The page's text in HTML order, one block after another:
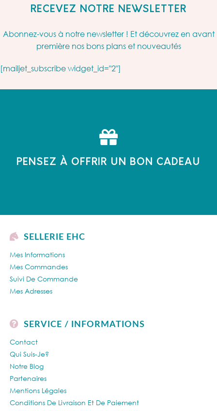
RECEVEZ NOTRE NEWSLETTER
Abonnez-vous à notre newsletter ! Et découvrez en avant
première nos bons plans et nouveautés
[mailjet_subscribe widget_id="2"]
PENSEZ À OFFRIR UN BON CADEAU
SELLERIE EHC
Mes Informations
Mes Commandes
Suivi De Commande
Mes Adresses
SERVICE / INFORMATIONS
Contact
Qui Suis-Je?
Notre Blog
Partenaires
Mentions Légales
Conditions De Livraison Et De Paiement